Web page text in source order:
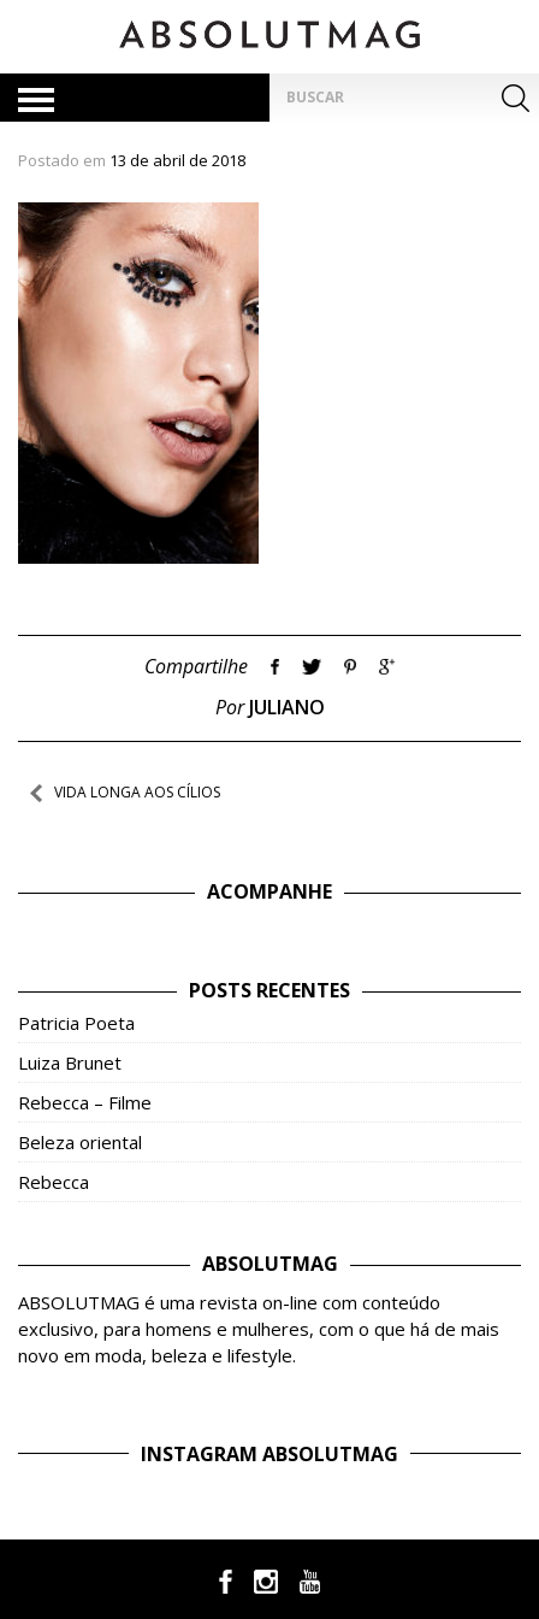
por:
Postado em 13 de abril de 2018
Compartilhe
PorJULIANO
Navegação
VIDA LONGA AOS CÍLIOS
ACOMPANHE
POSTS RECENTES
Patricia Poeta
Luiza Brunet
Rebecca – Filme
Beleza oriental
Rebecca
ABSOLUTMAG
ABSOLUTMAG é uma revista on-line com conteúdo
exclusivo, para homens e mulheres, com o que há de mais
novo em moda, beleza e lifestyle.
INSTAGRAM ABSOLUTMAG